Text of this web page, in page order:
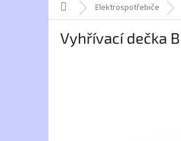
Domů
Elektrospotřebiče
Vyhřívací dečka